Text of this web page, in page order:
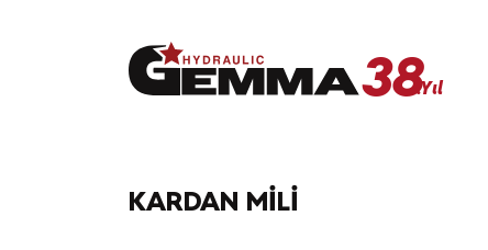
38.Yıl
KARDAN MILI